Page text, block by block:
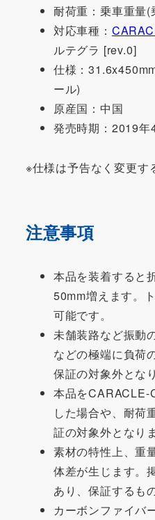
耐荷重：乗車重量
対応車種：
ルテグラ [rev.0]
仕様：
ール)
原産国：中国
発売時期：2019年
※仕様は予告なく変更す
注意事項
本品を装着すると
50mm増えます。
可能です。
未舗装路など振動
などの極端に負荷
保証の対象外とな
本品をCARACLE-
した場合や、耐荷
証の対象外となり
素材の特性上、重
体差が生じます。
あり、保証するも
カーボンファイバ